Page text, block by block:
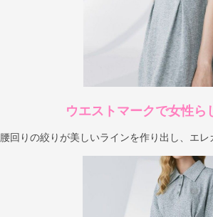
ウエストマークで女性ら
腰回りの絞りが美しいラインを作り出し、エ